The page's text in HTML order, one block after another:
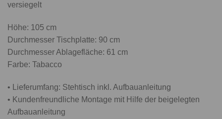
versiegelt
Höhe: 105 cm
Durchmesser Tischplatte: 90 cm
Durchmesser Ablagefläche: 61 cm
Farbe: Tabacco
• Lieferumfang: Stehtisch inkl. Aufbauanleitung
• Kundenfreundliche Montage mit Hilfe der beigelegten
Aufbauanleitung